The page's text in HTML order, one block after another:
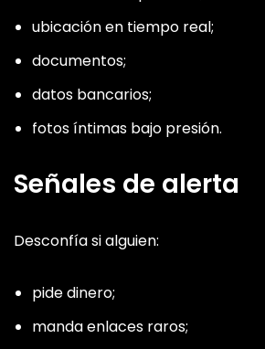
ubicación en tiempo real;
documentos;
datos bancarios;
fotos íntimas bajo presión.
Señales de alerta
Desconfía si alguien:
pide dinero;
manda enlaces raros;